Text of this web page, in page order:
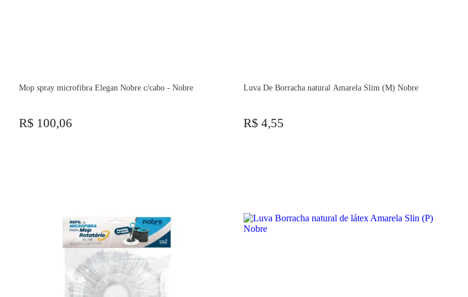
Mop spray microfibra Elegan Nobre c/cabo - Nobre
R$ 100,06
Luva De Borracha natural Amarela Slim (M) Nobre
R$ 4,55